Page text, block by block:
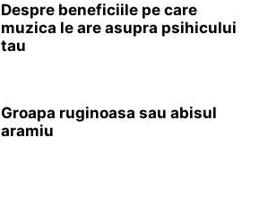
Despre beneficiile pe care
muzica le are asupra psihicului
tau
Groapa ruginoasa sau abisul
aramiu